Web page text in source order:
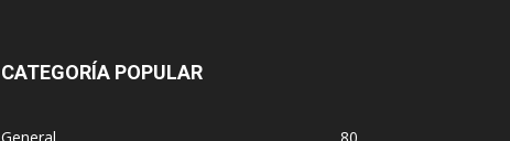
CATEGORÍA POPULAR